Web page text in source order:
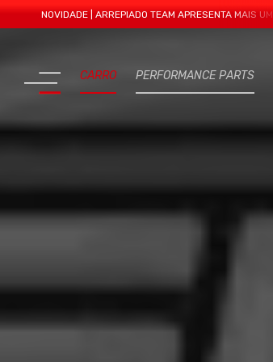
NOVIDADE | ARREPIADO TEAM APRESENTA MAIS UMA
CARRO PERFORMANCE PARTS